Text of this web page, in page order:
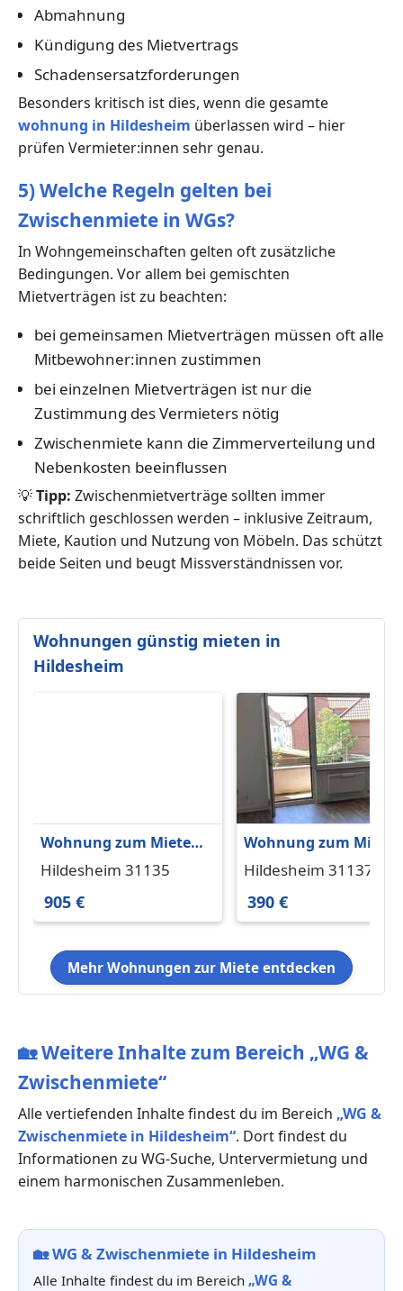
Abmahnung
Kündigung des Mietvertrags
Schadensersatzforderungen
Besonders kritisch ist dies, wenn die gesamte
wohnung in Hildesheim überlassen wird – hier
prüfen Vermieter:innen sehr genau.
5) Welche Regeln gelten bei
Zwischenmiete in WGs?
In Wohngemeinschaften gelten oft zusätzliche
Bedingungen. Vor allem bei gemischten
Mietverträgen ist zu beachten:
bei gemeinsamen Mietverträgen müssen oft alle
Mitbewohner:innen zustimmen
bei einzelnen Mietverträgen ist nur die
Zustimmung des Vermieters nötig
Zwischenmiete kann die Zimmerverteilung und
Nebenkosten beeinflussen
💡Tipp: Zwischenmietverträge sollten immer
schriftlich geschlossen werden – inklusive Zeitraum,
Miete, Kaution und Nutzung von Möbeln. Das schützt
beide Seiten und beugt Missverständnissen vor.
Wohnungen günstig mieten in
Hildesheim
Wohnung zum Mieten
in Hildesheim 905 €
Hildesheim 31135
905 €
Wohnung zum Mieten
in Hildesheim 390 €
Hildesheim 31137
390 €
Mehr Wohnungen zur Miete entdecken
🏡Weitere Inhalte zum Bereich „WG &
Zwischenmiete“
Alle vertiefenden Inhalte findest du im Bereich „WG &
Zwischenmiete in Hildesheim“. Dort findest du
Informationen zu WG-Suche, Untervermietung und
einem harmonischen Zusammenleben.
🏡WG & Zwischenmiete in Hildesheim
Alle Inhalte findest du im Bereich „WG &